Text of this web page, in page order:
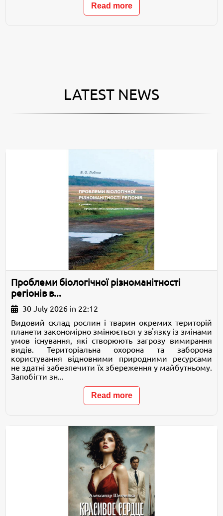
Read more
LATEST NEWS
Проблеми біологічної різноманітності
регіонів в...
30 July 2026 in 22:12
Видовий склад рослин і тварин окремих територій
планети закономірно змінюється у зв'язку із змінами
умов існування, які створюють загрозу вимирання
видів. Територіальна охорона та заборона
користування відновними природними ресурсами
не здатні забезпечити їх збереження у майбутньому.
Запобігти зн...
Read more